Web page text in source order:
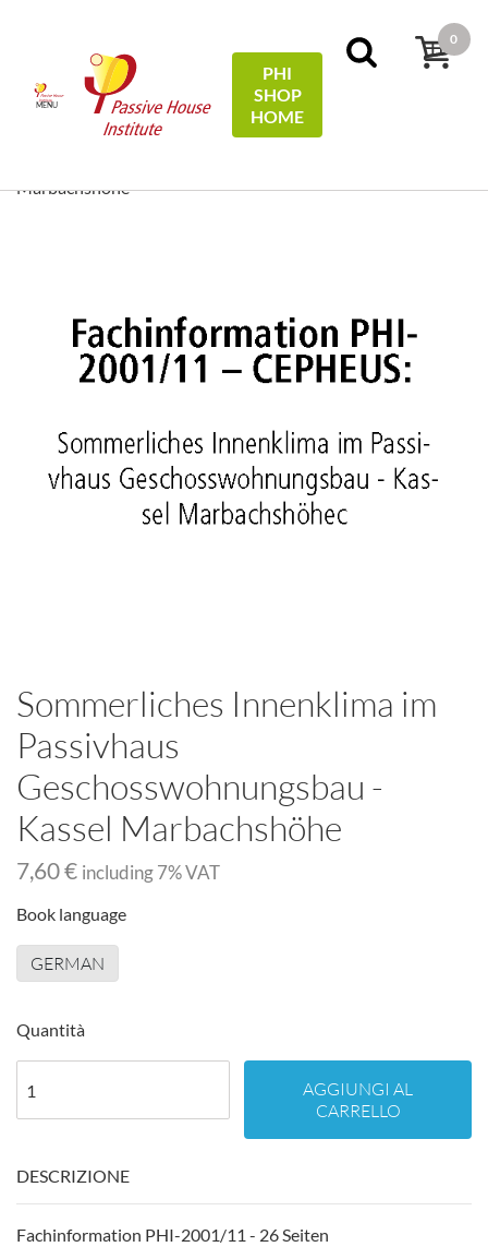
MENU
PHI
SHOP
HOME
0
Pagina iniziale Technical Information
Marbachshöhe
Sommerliches Innenklima im
Passivhaus
Geschosswohnungsbau -
Kassel Marbachshöhe
7,60 € including 7% VAT
Book language
GERMAN
Quantità
AGGIUNGI AL
CARRELLO
DESCRIZIONE
Fachinformation PHI-2001/11 - 26 Seiten